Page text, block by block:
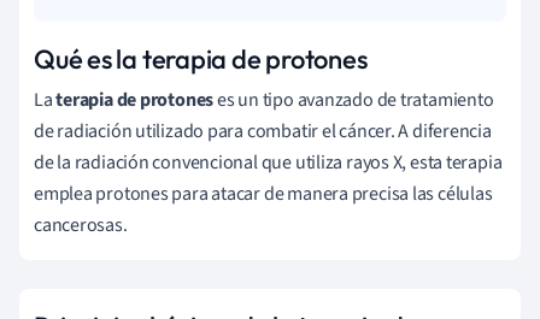
Qué es la terapia de protones
Laterapia de protoneses un tipo avanzado de tratamiento
de radiación utilizado para combatir el cáncer. A diferencia
de la radiación convencional que utiliza rayos X, esta terapia
emplea protones para atacar de manera precisa las células
cancerosas.